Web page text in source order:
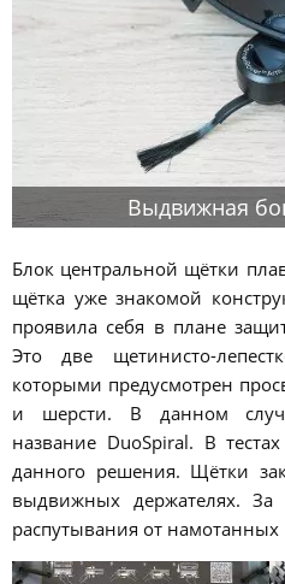
Выдвижная
Блок центральной щётки
щётка уже знакомой
проявила себя в плане
Это две щетинисто-
которыми предусмотрен
и шерсти. В данном
название DuoSpiral. В
данного решения. Щётки
выдвижных держателях.
распутывания от намотанных